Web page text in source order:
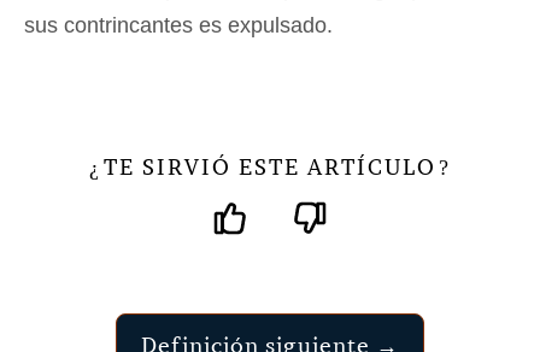
sus contrincantes es expulsado.
¿ TE SIRVIÓ ESTE ARTÍCULO ?
Definición siguiente →